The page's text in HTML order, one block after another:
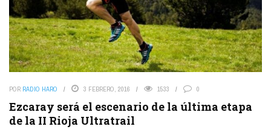
POR RADIO HARO 3 FEBRERO, 2016 1533 0
Ezcaray será el escenario de la última etapa
de la II Rioja Ultratrail